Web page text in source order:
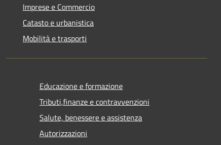
Imprese e Commercio
Catasto e urbanistica
Mobilità e trasporti
Educazione e formazione
Tributi,finanze e contravvenzioni
Salute, benessere e assistenza
Autorizzazioni